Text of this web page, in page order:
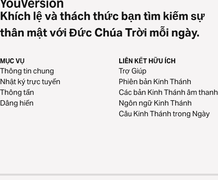
Khích lệ và thách thức bạn tìm kiếm sự
thân mật với Đức Chúa Trời mỗi ngày.
MỤC VỤ
Thông tin chung
Nhật ký trực tuyến
Thông tấn
Dâng hiến
LIÊN KẾT HỮU ÍCH
Trợ Giúp
Phiên bản Kinh Thánh
Các bản Kinh Thánh âm thanh
Ngôn ngữ Kinh Thánh
Câu Kinh Thánh trong Ngày